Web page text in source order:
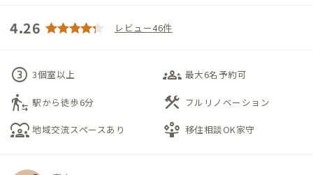
4.26 レビュー46件
counter_3 3個室以上 groups_3 最大6名予約可
transfer_within_a_station 駅から徒歩6分 construction フルリノベーション
diversity_1 地域交流スペースあり person_play 移住相談OK家守